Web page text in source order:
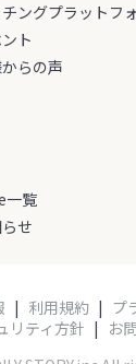
ングプラットフ
ト
らの声
一覧
せ
| 利用規約 | プ
リティ方針 | お